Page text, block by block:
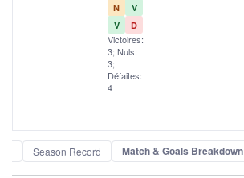
N
V
V
D
Victoires:
3; Nuls:
3;
Défaites:
4
Season Record Match & Goals Breakdown